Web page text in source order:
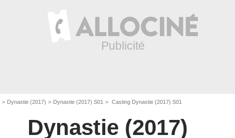
Dynastie (2017) Dynastie (2017) S01 Casting Dynastie (2017) S01
Dynastie (2017)